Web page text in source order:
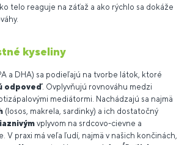
telo reaguje na záťaž a ako rýchlo sa dokáže
kyseliny
a DHA) sa podieľajú na tvorbe látok, ktoré
odpoveď. Ovplyvňujú rovnováhu medzi
mediátormi. Nachádzajú sa najmä
(losos, makrela, sardinky) a ich dostatočný
vplyvom na srdcovo-cievne a
V praxi má veľa ľudí, najmä v našich končinách,